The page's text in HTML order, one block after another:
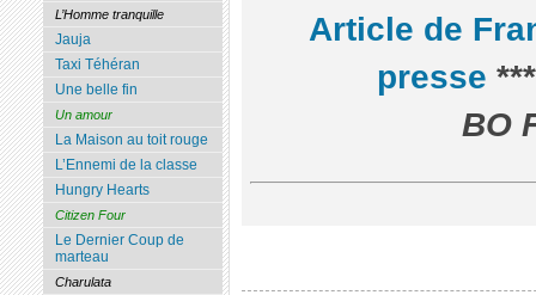
Article de
presse
BO
L’Homme tranquille
Jauja
Taxi Téhéran
Une belle fin
Un amour
La Maison au toit rouge
L’Ennemi de la classe
Hungry Hearts
Citizen Four
Le Dernier Coup de
marteau
Charulata